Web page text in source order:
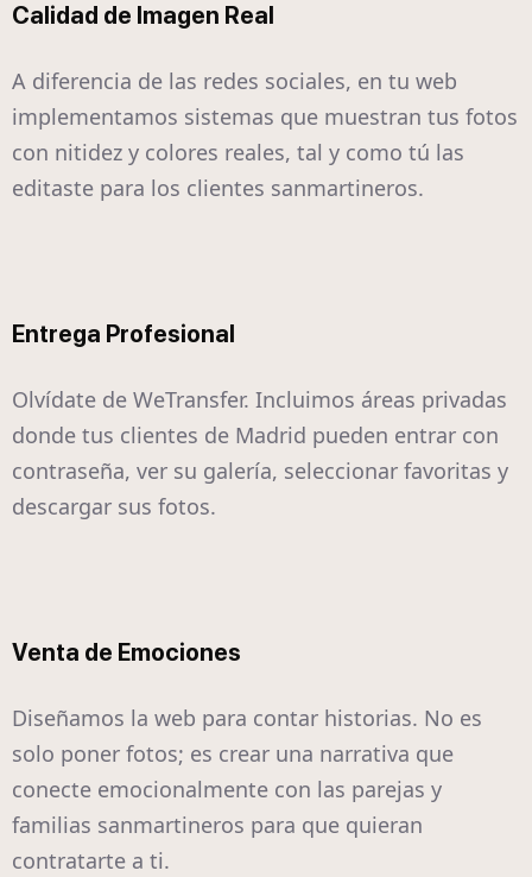
Calidad de Imagen Real
A diferencia de las redes sociales, en tu web
implementamos sistemas que muestran tus fotos
con nitidez y colores reales, tal y como tú las
editaste para los clientes sanmartineros.
Entrega Profesional
Olvídate de WeTransfer. Incluimos áreas privadas
donde tus clientes de Madrid pueden entrar con
contraseña, ver su galería, seleccionar favoritas y
descargar sus fotos.
Venta de Emociones
Diseñamos la web para contar historias. No es
solo poner fotos; es crear una narrativa que
conecte emocionalmente con las parejas y
familias sanmartineros para que quieran
contratarte a ti.